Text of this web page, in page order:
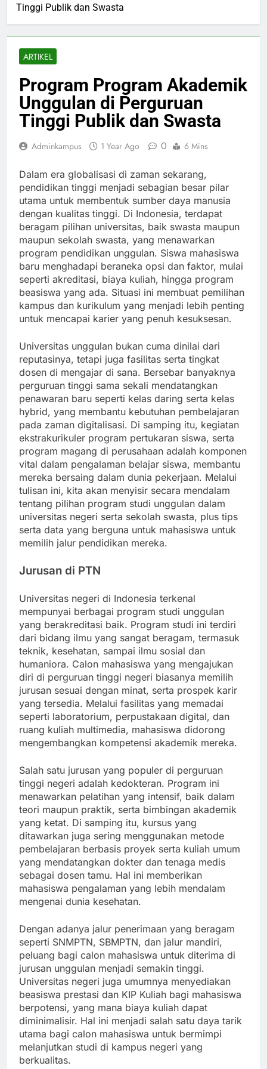
Tinggi Publik dan Swasta
ARTIKEL
Program Program Akademik
Unggulan di Perguruan
Tinggi Publik dan Swasta
Adminkampus 1 Year Ago 0 6 Mins
Dalam era globalisasi di zaman sekarang,
pendidikan tinggi menjadi sebagian besar pilar
utama untuk membentuk sumber daya manusia
dengan kualitas tinggi. Di Indonesia, terdapat
beragam pilihan universitas, baik swasta maupun
maupun sekolah swasta, yang menawarkan
program pendidikan unggulan. Siswa mahasiswa
baru menghadapi beraneka opsi dan faktor, mulai
seperti akreditasi, biaya kuliah, hingga program
beasiswa yang ada. Situasi ini membuat pemilihan
kampus dan kurikulum yang menjadi lebih penting
untuk mencapai karier yang penuh kesuksesan.
Universitas unggulan bukan cuma dinilai dari
reputasinya, tetapi juga fasilitas serta tingkat
dosen di mengajar di sana. Bersebar banyaknya
perguruan tinggi sama sekali mendatangkan
penawaran baru seperti kelas daring serta kelas
hybrid, yang membantu kebutuhan pembelajaran
pada zaman digitalisasi. Di samping itu, kegiatan
ekstrakurikuler program pertukaran siswa, serta
program magang di perusahaan adalah komponen
vital dalam pengalaman belajar siswa, membantu
mereka bersaing dalam dunia pekerjaan. Melalui
tulisan ini, kita akan menyisir secara mendalam
tentang pilihan program studi unggulan dalam
universitas negeri serta sekolah swasta, plus tips
serta data yang berguna untuk mahasiswa untuk
memilih jalur pendidikan mereka.
Jurusan di PTN
Universitas negeri di Indonesia terkenal
mempunyai berbagai program studi unggulan
yang berakreditasi baik. Program studi ini terdiri
dari bidang ilmu yang sangat beragam, termasuk
teknik, kesehatan, sampai ilmu sosial dan
humaniora. Calon mahasiswa yang mengajukan
diri di perguruan tinggi negeri biasanya memilih
jurusan sesuai dengan minat, serta prospek karir
yang tersedia. Melalui fasilitas yang memadai
seperti laboratorium, perpustakaan digital, dan
ruang kuliah multimedia, mahasiswa didorong
mengembangkan kompetensi akademik mereka.
Salah satu jurusan yang populer di perguruan
tinggi negeri adalah kedokteran. Program ini
menawarkan pelatihan yang intensif, baik dalam
teori maupun praktik, serta bimbingan akademik
yang ketat. Di samping itu, kursus yang
ditawarkan juga sering menggunakan metode
pembelajaran berbasis proyek serta kuliah umum
yang mendatangkan dokter dan tenaga medis
sebagai dosen tamu. Hal ini memberikan
mahasiswa pengalaman yang lebih mendalam
mengenai dunia kesehatan.
Dengan adanya jalur penerimaan yang beragam
seperti SNMPTN, SBMPTN, dan jalur mandiri,
peluang bagi calon mahasiswa untuk diterima di
jurusan unggulan menjadi semakin tinggi.
Universitas negeri juga umumnya menyediakan
beasiswa prestasi dan KIP Kuliah bagi mahasiswa
berpotensi, yang mana biaya kuliah dapat
diminimalisir. Hal ini menjadi salah satu daya tarik
utama bagi calon mahasiswa untuk bermimpi
melanjutkan studi di kampus negeri yang
berkualitas.